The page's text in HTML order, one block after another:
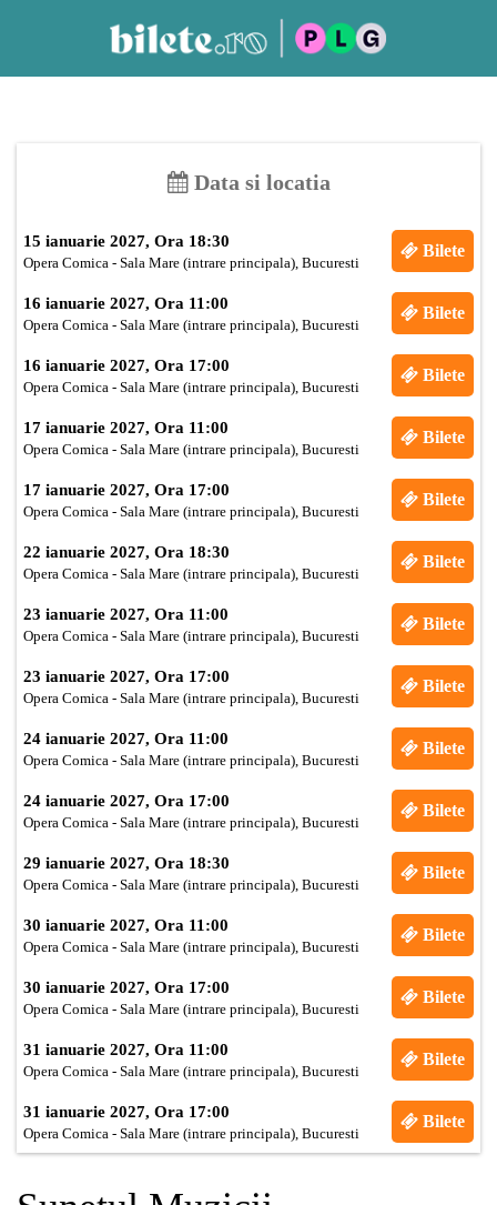
Data si locatia
15 ianuarie 2027, Ora 18:30
Opera Comica - Sala Mare (intrare principala), Bucuresti
Bilete
16 ianuarie 2027, Ora 11:00
Opera Comica - Sala Mare (intrare principala), Bucuresti
Bilete
16 ianuarie 2027, Ora 17:00
Opera Comica - Sala Mare (intrare principala), Bucuresti
Bilete
17 ianuarie 2027, Ora 11:00
Opera Comica - Sala Mare (intrare principala), Bucuresti
Bilete
17 ianuarie 2027, Ora 17:00
Opera Comica - Sala Mare (intrare principala), Bucuresti
Bilete
22 ianuarie 2027, Ora 18:30
Opera Comica - Sala Mare (intrare principala), Bucuresti
Bilete
23 ianuarie 2027, Ora 11:00
Opera Comica - Sala Mare (intrare principala), Bucuresti
Bilete
23 ianuarie 2027, Ora 17:00
Opera Comica - Sala Mare (intrare principala), Bucuresti
Bilete
24 ianuarie 2027, Ora 11:00
Opera Comica - Sala Mare (intrare principala), Bucuresti
Bilete
24 ianuarie 2027, Ora 17:00
Opera Comica - Sala Mare (intrare principala), Bucuresti
Bilete
29 ianuarie 2027, Ora 18:30
Opera Comica - Sala Mare (intrare principala), Bucuresti
Bilete
30 ianuarie 2027, Ora 11:00
Opera Comica - Sala Mare (intrare principala), Bucuresti
Bilete
30 ianuarie 2027, Ora 17:00
Opera Comica - Sala Mare (intrare principala), Bucuresti
Bilete
31 ianuarie 2027, Ora 11:00
Opera Comica - Sala Mare (intrare principala), Bucuresti
Bilete
31 ianuarie 2027, Ora 17:00
Opera Comica - Sala Mare (intrare principala), Bucuresti
Bilete